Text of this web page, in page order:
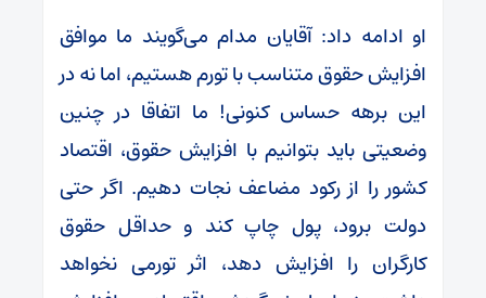
او ادامه داد: آقایان مدام می‌گویند ما موافق
افزایش حقوق متناسب با تورم هستیم، اما نه در
این برهه حساس کنونی! ما اتفاقا در چنین
وضعیتی باید بتوانیم با افزایش حقوق، اقتصاد
کشور را از رکود مضاعف نجات دهیم. اگر حتی
دولت برود، پول چاپ کند و حداقل حقوق
کارگران را افزایش دهد، اثر تورمی نخواهد